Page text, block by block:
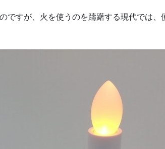
ですが、火を使うのを躊躇する現代では、